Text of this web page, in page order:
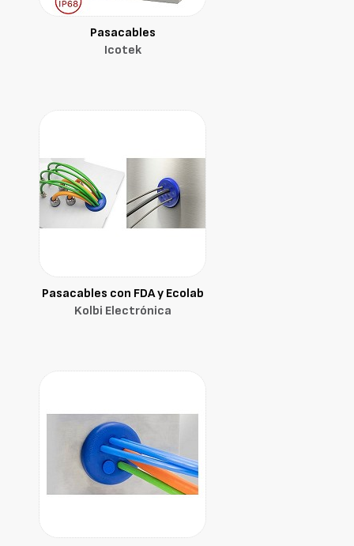
Pasacables
Icotek
Pasacables con FDA y Ecolab
Kolbi Electrónica